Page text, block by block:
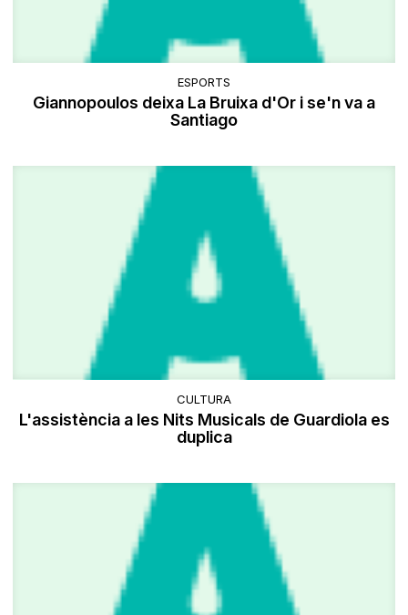
ESPORTS
Giannopoulos deixa La Bruixa d'Or i se'n va a
Santiago
CULTURA
L'assistència a les Nits Musicals de Guardiola es
duplica